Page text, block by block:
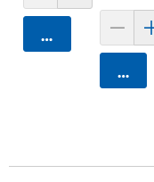
카트에 담기
카트